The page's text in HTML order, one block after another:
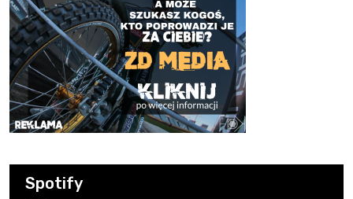
Spotify